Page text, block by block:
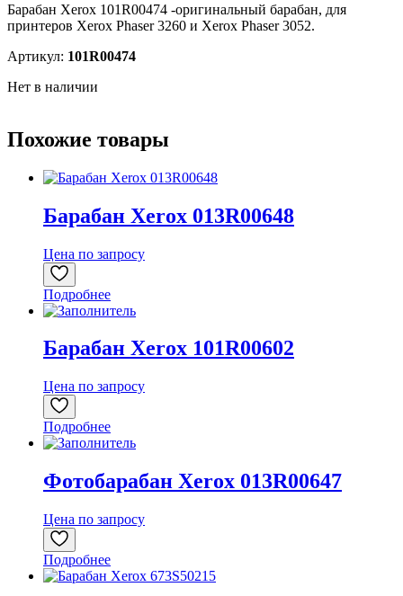
Барабан Xerox 101R00474 -оригинальный барабан, для
принтеров Xerox Phaser 3260 и Xerox Phaser 3052.
Артикул: 101R00474
Нет в наличии
Похожие товары
Барабан Xerox 013R00648
Цена по запросу
Подробнее
Барабан Xerox 101R00602
Цена по запросу
Подробнее
Фотобарабан Xerox 013R00647
Цена по запросу
Подробнее